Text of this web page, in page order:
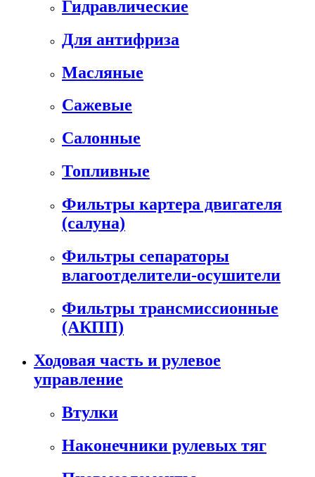
Гидравлические
Для антифриза
Масляные
Сажевые
Салонные
Топливные
Фильтры картера двигателя
(салуна)
Фильтры сепараторы
влагоотделители-осушители
Фильтры трансмиссионные
(АКПП)
Ходовая часть и рулевое
управление
Втулки
Наконечники рулевых тяг